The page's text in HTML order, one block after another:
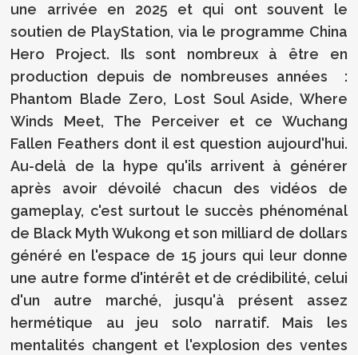
une arrivée en 2025 et qui ont souvent le
soutien de PlayStation, via le programme China
Hero Project. Ils sont nombreux à être en
production depuis de nombreuses années :
Phantom Blade Zero, Lost Soul Aside, Where
Winds Meet, The Perceiver et ce Wuchang
Fallen Feathers dont il est question aujourd'hui.
Au-delà de la hype qu'ils arrivent à générer
après avoir dévoilé chacun des vidéos de
gameplay, c'est surtout le succès phénoménal
de Black Myth Wukong et son milliard de dollars
généré en l'espace de 15 jours qui leur donne
une autre forme d'intérêt et de crédibilité, celui
d'un autre marché, jusqu'à présent assez
hermétique au jeu solo narratif. Mais les
mentalités changent et l'explosion des ventes